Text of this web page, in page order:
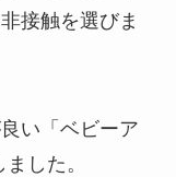
接触を選びま
い「ベビーア
した。